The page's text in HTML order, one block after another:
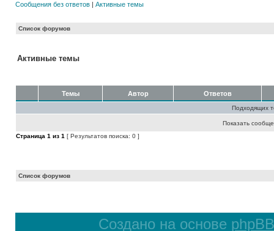
Сообщения без ответов | Активные темы
Список форумов
Активные темы
Темы Автор Ответов
Подходящих
Показать
Страница 1 из 1 [ Результатов поиска: 0 ]
Список форумов
Создано на основе phpBB